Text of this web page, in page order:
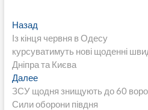
Навигация
по
записям
НазадПредыдущая
запись:
Із кінця червня в Одесу
курсуватимуть нові щоденні
Дніпра та Києва
ДалееСледующая
запись:
ЗСУ щодня знищують до 60
Сили оборони півдня